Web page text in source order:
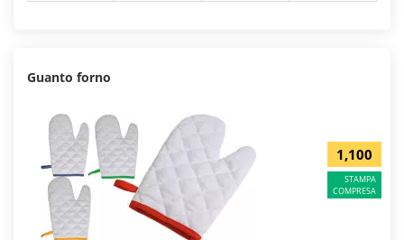
Guanto forno
1,100
STAMPA
COMPRESA